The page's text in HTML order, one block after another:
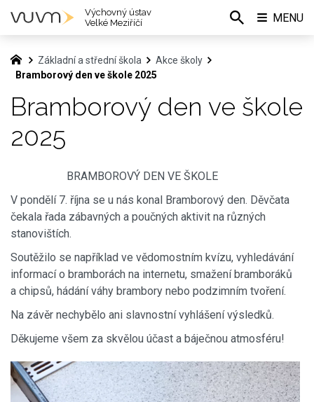
Základní a střední škola
Akce školy
Bramborový den ve škole 2025
Bramborový den ve škole
2025
BRAMBOROVÝ DEN VE ŠKOLE
V pondělí 7. října se u nás konal Bramborový den. Děvčata
čekala řada zábavných a poučných aktivit na různých
stanovištích.
Soutěžilo se například ve vědomostním kvízu, vyhledávání
informací o bramborách na internetu, smažení bramboráků
a chipsů, hádání váhy brambory nebo podzimním tvoření.
Na závěr nechybělo ani slavnostní vyhlášení výsledků.
Děkujeme všem za skvělou účast a báječnou atmosféru!
Výchovný ústav
Velké Meziříčí
MENU